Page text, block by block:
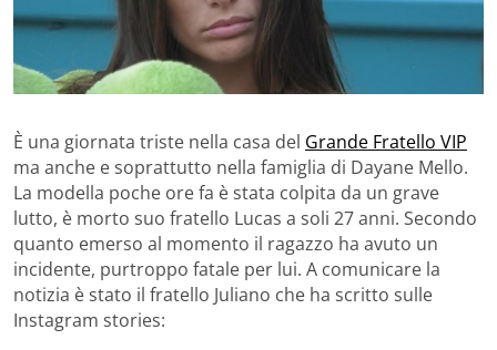
È una giornata triste nella casa del Grande Fratello VIP
ma anche e soprattutto nella famiglia di Dayane Mello.
La modella poche ore fa è stata colpita da un grave
lutto, è morto suo fratello Lucas a soli 27 anni. Secondo
quanto emerso al momento il ragazzo ha avuto un
incidente, purtroppo fatale per lui. A comunicare la
notizia è stato il fratello Juliano che ha scritto sulle
Instagram stories: